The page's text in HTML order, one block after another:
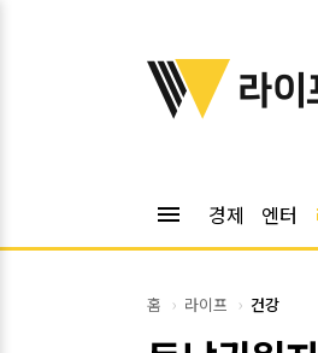
위키트리
라이
menu 경제 엔터
홈 라이프 건강